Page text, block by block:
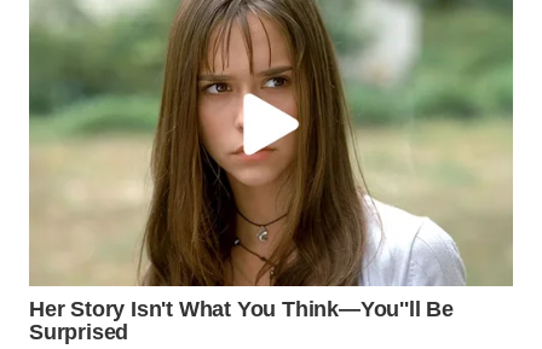
WN
WN
BINJAI
WN
INDRAMAYU